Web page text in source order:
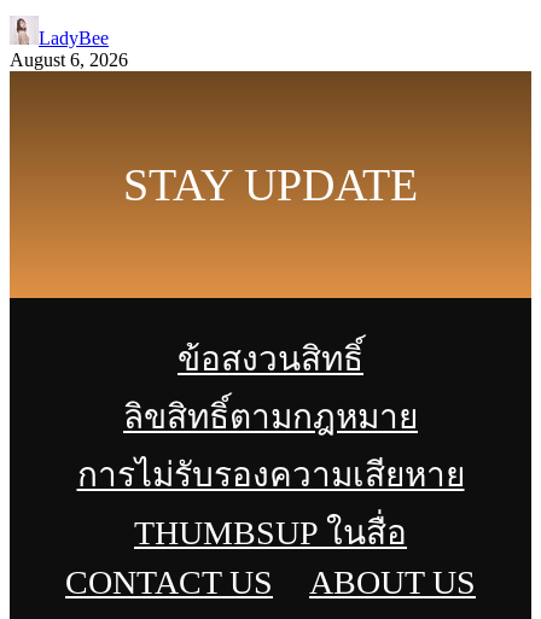
LadyBee
August 6, 2026
STAY UPDATE
ข้อสงวนสิทธิ์
ลิขสิทธิ์ตามกฎหมาย
การไม่รับรองความเสียหาย
THUMBSUP ในสื่อ
CONTACT US
ABOUT US